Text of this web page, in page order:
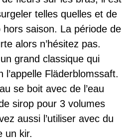
telles quelles et de
hors saison. La période de
alors n’hésitez pas.
grand classique qui
l’appelle Fläderblomssaft.
se boit avec de l’eau
sirop pour 3 volumes
aussi l’utiliser avec du
un kir.